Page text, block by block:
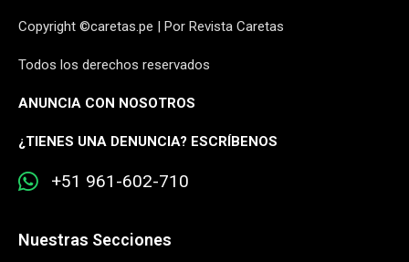
Copyright ©caretas.pe | Por Revista Caretas
Todos los derechos reservados
ANUNCIA CON NOSOTROS
¿TIENES UNA DENUNCIA? ESCRÍBENOS
+51 961-602-710
Nuestras Secciones